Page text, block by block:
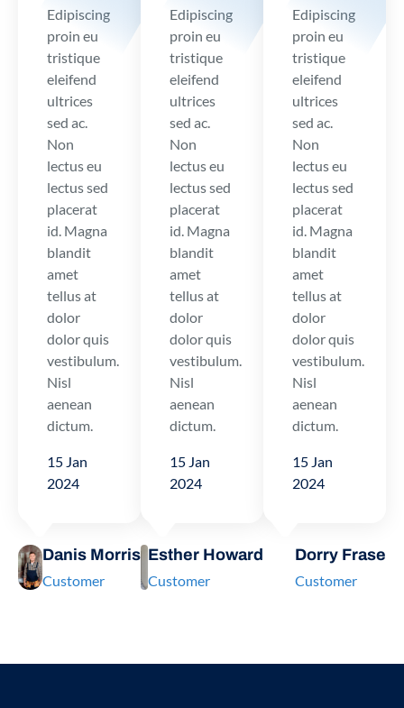
Edipiscing
proin eu
tristique
eleifend
ultrices
sed ac.
Non
lectus eu
lectus sed
placerat
id. Magna
blandit
amet
tellus at
dolor
dolor quis
vestibulum.
Nisl
aenean
dictum.
15 Jan
2024
Danis Morris
Customer
Edipiscing
proin eu
tristique
eleifend
ultrices
sed ac.
Non
lectus eu
lectus sed
placerat
id. Magna
blandit
amet
tellus at
dolor
dolor quis
vestibulum.
Nisl
aenean
dictum.
15 Jan
2024
Esther Howard
Customer
Edipiscing
proin eu
tristique
eleifend
ultrices
sed ac.
Non
lectus eu
lectus sed
placerat
id. Magna
blandit
amet
tellus at
dolor
dolor quis
vestibulum.
Nisl
aenean
dictum.
15 Jan
2024
Dorry Frase
Customer